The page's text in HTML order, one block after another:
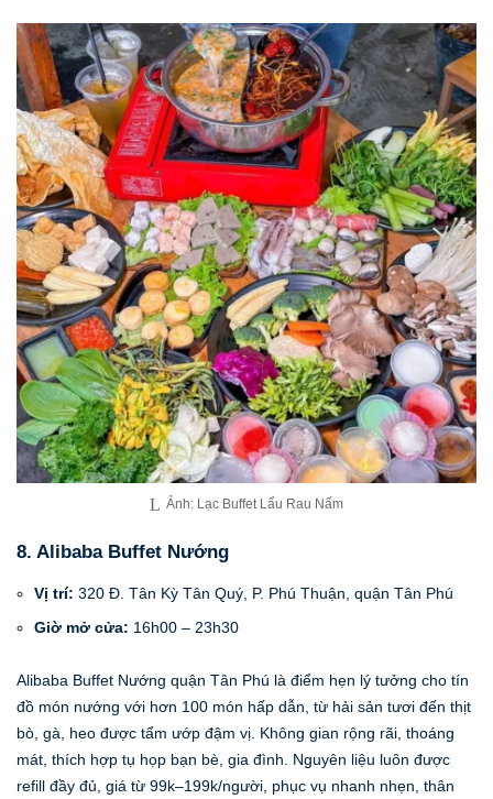
Ảnh: Lạc Buffet Lẩu Rau Nấm
8. Alibaba Buffet Nướng
Vị trí: 320 Đ. Tân Kỳ Tân Quý, P. Phú Thuận, quận Tân Phú
Giờ mở cửa: 16h00 – 23h30
Alibaba Buffet Nướng quận Tân Phú là điểm hẹn lý tưởng cho tín
đồ món nướng với hơn 100 món hấp dẫn, từ hải sản tươi đến thịt
bò, gà, heo được tẩm ướp đậm vị. Không gian rộng rãi, thoáng
mát, thích hợp tụ họp bạn bè, gia đình. Nguyên liệu luôn được
refill đầy đủ, giá từ 99k–199k/người, phục vụ nhanh nhẹn, thân